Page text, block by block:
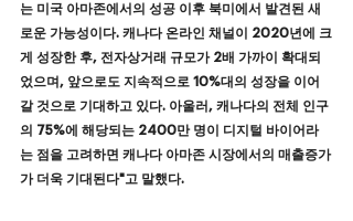
는 미국 아마존에서의 성공 이후 북미에서 발견된 새
로운 가능성이다. 캐나다 온라인 채널이 2020년에 크
게 성장한 후, 전자상거래 규모가 2배 가까이 확대되
었으며, 앞으로도 지속적으로 10%대의 성장을 이어
갈 것으로 기대하고 있다. 아울러, 캐나다의 전체 인구
의 75%에 해당되는 2400만 명이 디지털 바이어라
는 점을 고려하면 캐나다 아마존 시장에서의 매출증가
가 더욱 기대된다"고 말했다.